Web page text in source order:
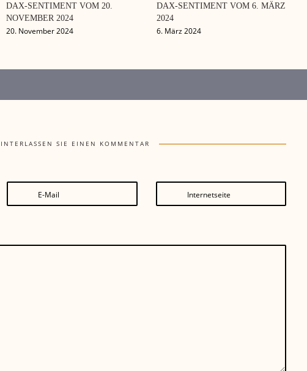
DAX-SENTIMENT VOM 20.
NOVEMBER 2024
20. November 2024
DAX-SENTIMENT VOM 6. MÄRZ
2024
6. März 2024
SIE EINEN KOMMENTAR
E-Mail Internetseite